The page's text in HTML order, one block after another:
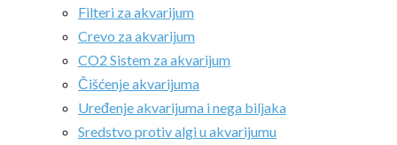
Filteri za akvarijum
Crevo za akvarijum
CO2 Sistem za akvarijum
Čišćenje akvarijuma
Uređenje akvarijuma i nega biljaka
Sredstvo protiv algi u akvarijumu